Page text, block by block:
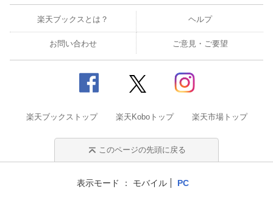
楽天ブックスとは？ ヘルプ
お問い合わせ ご意見・ご要望
楽天ブックストップ 楽天Koboトップ 楽天市場トップ
このページの先頭に戻る
表示モード モバイル PC